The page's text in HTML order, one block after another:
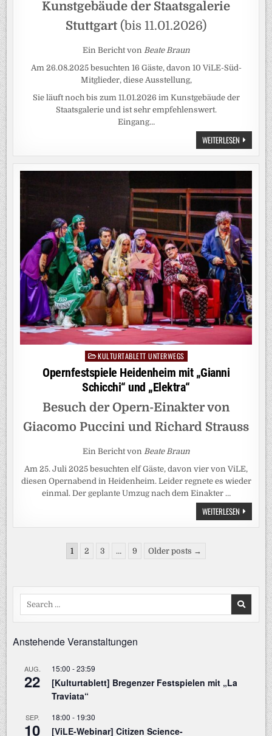
Kunstgebäude der Staatsgalerie
Stuttgart (bis 11.01.2026)
Ein Bericht von Beate Braun
Am 26.08.2025 besuchten 16 Gäste, davon 10 ViLE-Süd-
Mitglieder, diese Ausstellung,
Sie läuft noch bis zum 11.01.2026 im Kunstgebäude der
Staatsgalerie und ist sehr empfehlenswert.
Eingang…
WEITERLESENKATHARINA
GROSSE
–
THE
SPRAYED
Posted
in
KULTURTABLETT UNTERWEGS
Opernfestspiele Heidenheim mit „Gianni
Schicchi“ und „Elektra“
Besuch der Opern-Einakter von
Giacomo Puccini und Richard Strauss
Ein Bericht von Beate Braun
Am 25. Juli 2025 besuchten elf Gäste, davon vier von ViLE,
diesen Opernabend in Heidenheim. Leider regnete es wieder
einmal. Der geplante Umzug nach dem Einakter …
WEITERLESEN
MIT
SCHICCHI“
„ELEKTRA“
Seitennummerierung
Beiträge
1 2 3 … 9 Older posts →
Search
Anstehende Veranstaltungen
AUG.
22
15:00 -23:59
[Kulturtablett] Bregenzer Festspielen mit „La
Traviata“
SEP.
10
18:00 - 19:30
[ViLE-Webinar] Citizen Science-